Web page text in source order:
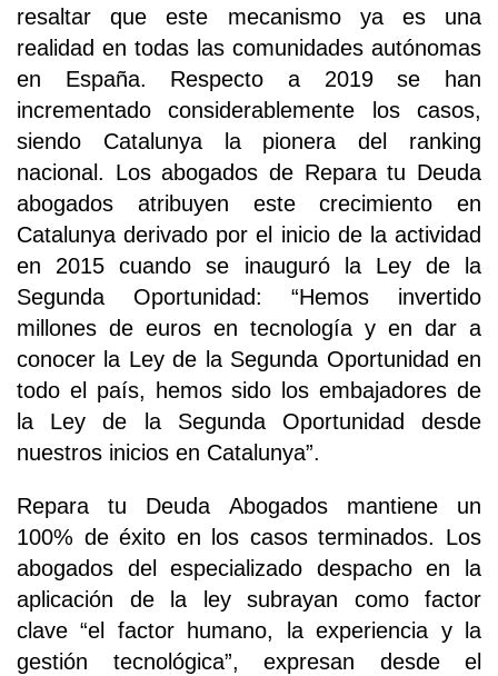
resaltar que este mecanismo ya es una
realidad en todas las comunidades autónomas
en España. Respecto a 2019 se han
incrementado considerablemente los casos,
siendo Catalunya la pionera del ranking
nacional. Los abogados de Repara tu Deuda
abogados atribuyen este crecimiento en
Catalunya derivado por el inicio de la actividad
en 2015 cuando se inauguró la Ley de la
Segunda Oportunidad: “Hemos invertido
millones de euros en tecnología y en dar a
conocer la Ley de la Segunda Oportunidad en
todo el país, hemos sido los embajadores de
la Ley de la Segunda Oportunidad desde
nuestros inicios en Catalunya”.
Repara tu Deuda Abogados mantiene un
100% de éxito en los casos terminados. Los
abogados del especializado despacho en la
aplicación de la ley subrayan como factor
clave “el factor humano, la experiencia y la
gestión tecnológica”, expresan desde el